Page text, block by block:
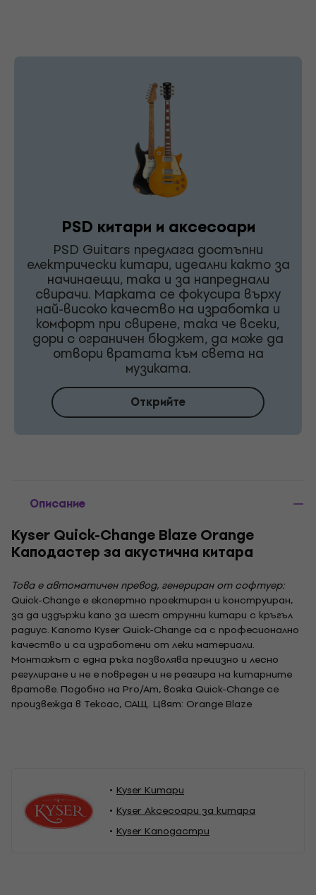
PSD китари и аксесоари
PSD Guitars предлага достъпни
електрически китари, идеални както за
начинаещи, така и за напреднали
свирачи. Марката се фокусира върху
най-високо качество на изработка и
комфорт при свирене, така че всеки,
дори с ограничен бюджет, да може да
отвори вратата към света на
музиката.
Открийте
Описание
Kyser Quick-Change Blaze Orange
Каподастер за акустична китара
Това е автоматичен превод, генериран от софтуер:
Quick-Change е експертно проектиран и конструиран,
за да издържи капо за шест струнни китари с кръгъл
радиус. Капото Kyser Quick-Change са с професионално
качество и са изработени от леки материали.
Монтажът с една ръка позволява прецизно и лесно
регулиране и не е повреден и не реагира на китарните
вратове. Подобно на Pro/Am, всяка Quick-Change се
произвежда в Тексас, САЩ. Цвят: Orange Blaze
Kyser Китари
Kyser Аксесоари за китара
Kyser Каподастри